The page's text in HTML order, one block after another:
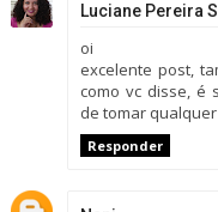
Luciane Pereira
oi
excelente post,
como vc disse, é
de tomar
Responder